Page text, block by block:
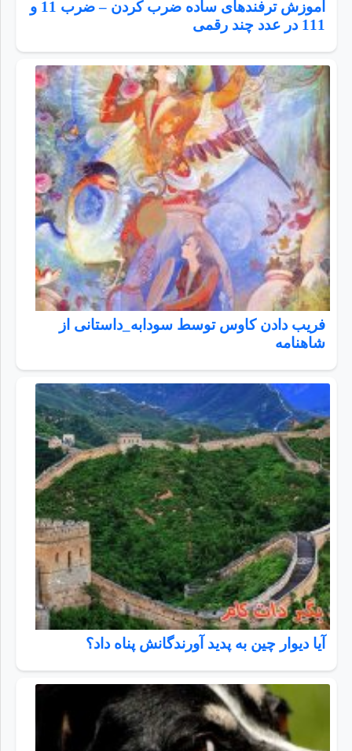
آموزش ترفندهای ساده ضرب کردن – ضرب 11 و
111 در عدد چند رقمی
فریب دادن کاوس توسط سودابه_داستانی از
شاهنامه
آیا دیوار چین به پدید آورندگانش پناه داد؟